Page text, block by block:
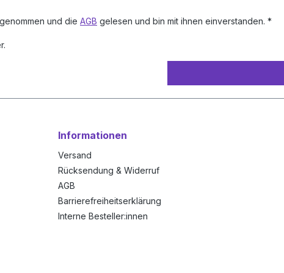
und die AGB gelesen und bin mit ihnen einverstanden. *
Informationen
Versand
Rücksendung & Widerruf
AGB
Barrierefreiheitserklärung
Interne Besteller:innen